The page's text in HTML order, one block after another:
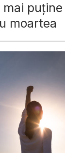
mai
moartea